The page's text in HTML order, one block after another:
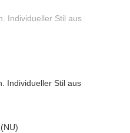
Individueller Stil aus